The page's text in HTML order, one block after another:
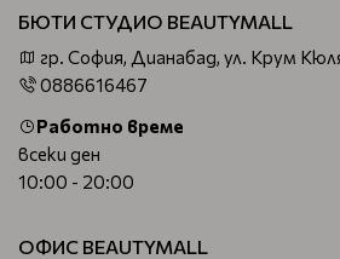
БЮТИ СТУДИО BEAUTYMALL
гр. София, Дианабад, ул. Крум
0886616467
Работно време
всеки ден
10:00 - 20:00
ОФИС BEAUTYMALL